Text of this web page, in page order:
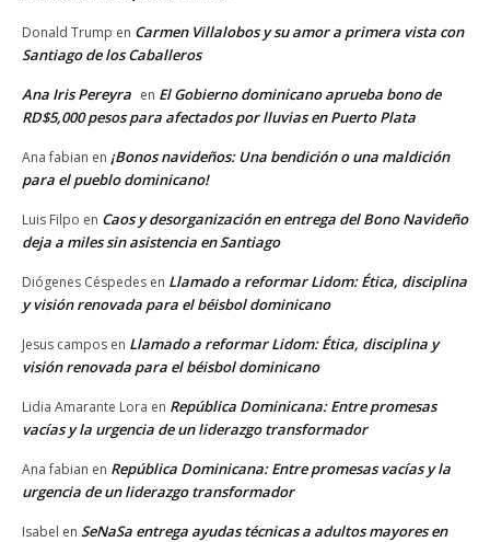
Donald Trump en Carmen Villalobos y su amor a primera vista con
Santiago de los Caballeros
Ana Iris Pereyra en El Gobierno dominicano aprueba bono de
RD$5,000 pesos para afectados por lluvias en Puerto Plata
Ana fabian en ¡Bonos navideños: Una bendición o una maldición
para el pueblo dominicano!
Luis Filpo en Caos y desorganización en entrega del Bono Navideño
deja a miles sin asistencia en Santiago
Diógenes Céspedes en Llamado a reformar Lidom: Ética, disciplina
y visión renovada para el béisbol dominicano
Jesus campos en Llamado a reformar Lidom: Ética, disciplina y
visión renovada para el béisbol dominicano
Lidia Amarante Lora en República Dominicana: Entre promesas
vacías y la urgencia de un liderazgo transformador
Ana fabian en República Dominicana: Entre promesas vacías y la
urgencia de un liderazgo transformador
Isabel en SeNaSa entrega ayudas técnicas a adultos mayores en